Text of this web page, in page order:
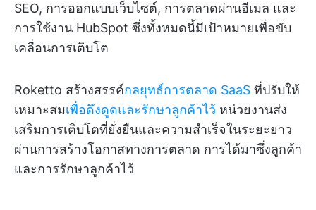
SEO, การออกแบบเว็บไซต์, การตลาดผ่านอีเมล และ
การใช้งาน HubSpot ซึ่งทั้งหมดนี้มีเป้าหมายเพื่อขับ
เคลื่อนการเติบโต
Roketto สร้างสรรค์กลยุทธ์การตลาด SaaS ที่ปรับให้
เหมาะสมเพื่อดึงดูดและรักษาลูกค้าไว้ หน่วยงานส่ง
เสริมการเติบโตที่ยั่งยืนและความสำเร็จในระยะยาว
ผ่านการสร้างโอกาสทางการตลาด การได้มาซึ่งลูกค้า
และการรักษาลูกค้าไว้